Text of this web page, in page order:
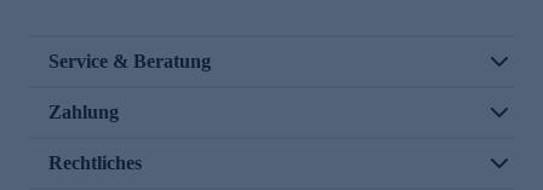
Service & Beratung
Zahlung
Rechtliches